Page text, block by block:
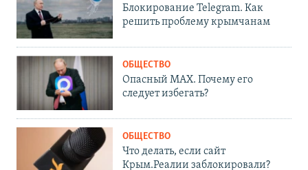
Блокирование Telegram. Как
решить проблему крымчанам
ОБЩЕСТВО
Опасный MAX. Почему его
следует избегать?
ОБЩЕСТВО
Что делать, если сайт
Крым.Реалии заблокировали?